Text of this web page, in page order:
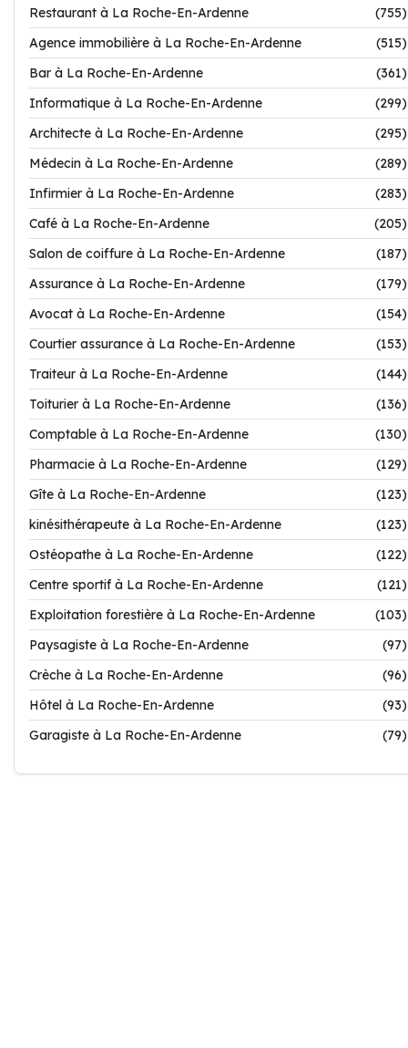
Restaurant à La Roche-En-Ardenne
(755)
Agence immobilière à La Roche-En-Ardenne
(515)
Bar à La Roche-En-Ardenne
(361)
Informatique à La Roche-En-Ardenne
(299)
Architecte à La Roche-En-Ardenne
(295)
Médecin à La Roche-En-Ardenne
(289)
Infirmier à La Roche-En-Ardenne
(283)
Café à La Roche-En-Ardenne
(205)
Salon de coiffure à La Roche-En-Ardenne
(187)
Assurance à La Roche-En-Ardenne
(179)
Avocat à La Roche-En-Ardenne
(154)
Courtier assurance à La Roche-En-Ardenne
(153)
Traiteur à La Roche-En-Ardenne
(144)
Toiturier à La Roche-En-Ardenne
(136)
Comptable à La Roche-En-Ardenne
(130)
Pharmacie à La Roche-En-Ardenne
(129)
Gîte à La Roche-En-Ardenne
(123)
kinésithérapeute à La Roche-En-Ardenne
(123)
Ostéopathe à La Roche-En-Ardenne
(122)
Centre sportif à La Roche-En-Ardenne
(121)
Exploitation forestière à La Roche-En-Ardenne
(103)
Paysagiste à La Roche-En-Ardenne
(97)
Crèche à La Roche-En-Ardenne
(96)
Hôtel à La Roche-En-Ardenne
(93)
Garagiste à La Roche-En-Ardenne
(79)